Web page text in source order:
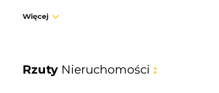
optycznie przestrzeń.
Mieszkanie nadaje się do zamieszkania,
wymaga jedynie odświeżenia. Kwestia
Więcej
Rzuty Nieruchomości :